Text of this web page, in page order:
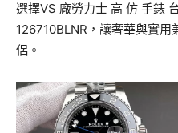
選擇VS 廠勞力士 高 仿 手錶
126710BLNR，讓奢華與實
侶。